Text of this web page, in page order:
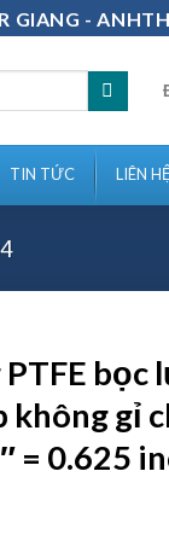
GIANG -
TIN TỨC LIÊN
PTFE bọc
không gỉ
= 0.625